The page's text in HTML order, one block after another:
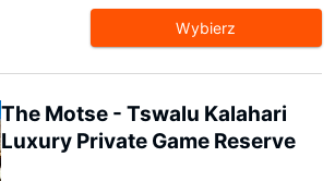
Wybierz
The Motse - Tswalu Kalahari
Luxury Private Game Reserve